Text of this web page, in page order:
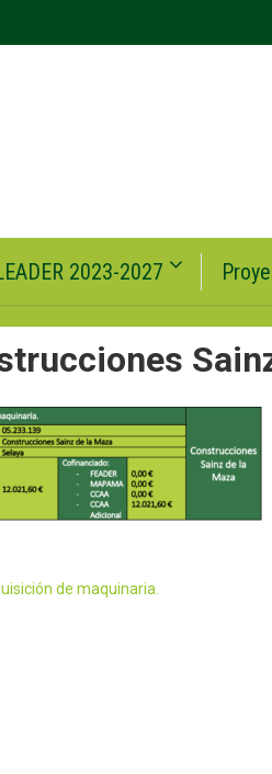
2023-2027
de maquinaria.